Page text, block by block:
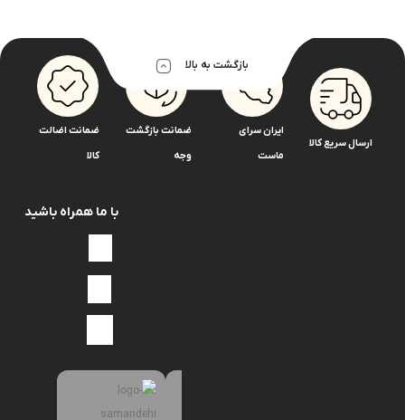
بازگشت به بالا
ارسال سریع کالا
ایران سرای
ماست
ضمانت بازگشت
وجه
ضمانت اضالت
کالا
با ما همراه باشید